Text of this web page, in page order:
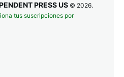
PRESS US © 2026.
tus suscripciones por